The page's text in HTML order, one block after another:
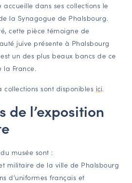
accueille dans ses collections le
la Synagogue de Phalsbourg.
cette pièce témoigne de
juive présente à Phalsbourg
un des plus beaux bancs de ce
la France.
collections sont disponibles ici.
de l’exposition
musée sont :
militaire de la ville de Phalsbourg
d’uniformes français et